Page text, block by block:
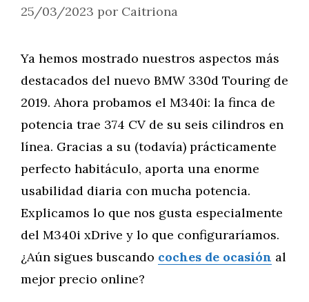
25/03/2023 por Caitriona
Ya hemos mostrado nuestros aspectos más
destacados del nuevo BMW 330d Touring de
2019. Ahora probamos el M340i: la finca de
potencia trae 374 CV de su seis cilindros en
línea. Gracias a su (todavía) prácticamente
perfecto habitáculo, aporta una enorme
usabilidad diaria con mucha potencia.
Explicamos lo que nos gusta especialmente
del M340i xDrive y lo que configuraríamos.
¿Aún sigues buscando coches de ocasión al
mejor precio online?